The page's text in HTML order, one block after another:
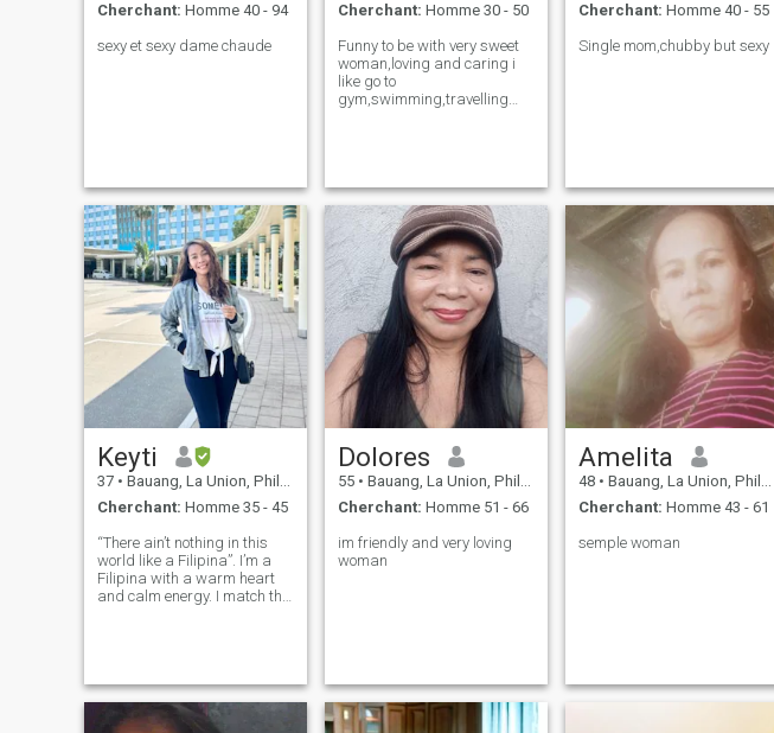
Cherchant: Homme 40 - 94
sexy et sexy dame chaude
Cherchant: Homme 30 - 50
Funny to be with very sweet
woman,loving and caring i
like go to
gym,swimming,travelling
Cherchant: Homme 40 - 55
Single mom,chubby but sexy
Keyti
37 • Bauang, La Union, Philippines
Cherchant: Homme 35 - 45
“There ain’t nothing in this
world like a Filipina”. I’m a
Filipina with a warm heart
and calm energy. I match the
Dolores
55 • Bauang, La Union, Philippines
Cherchant: Homme 51 - 66
im friendly and very loving
woman
Amelita
48 • Bauang, La Union, Philippines
Cherchant: Homme 43 - 61
semple woman